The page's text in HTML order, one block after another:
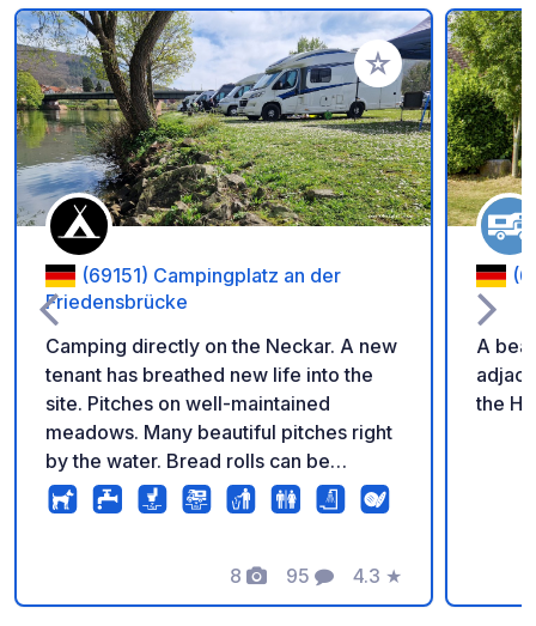
Add to your
(69151) Campingplatz an der
Friedensbrücke
Camping directly on the Neckar. A new
tenant has breathed new life into the
site. Pitches on well-maintained
meadows. Many beautiful pitches right
by the water. Bread rolls can be
ordered at reception. The site also
offers mobile workstations with reliable
8
Photos
95
Comments
4.3
Rating
★
A
the